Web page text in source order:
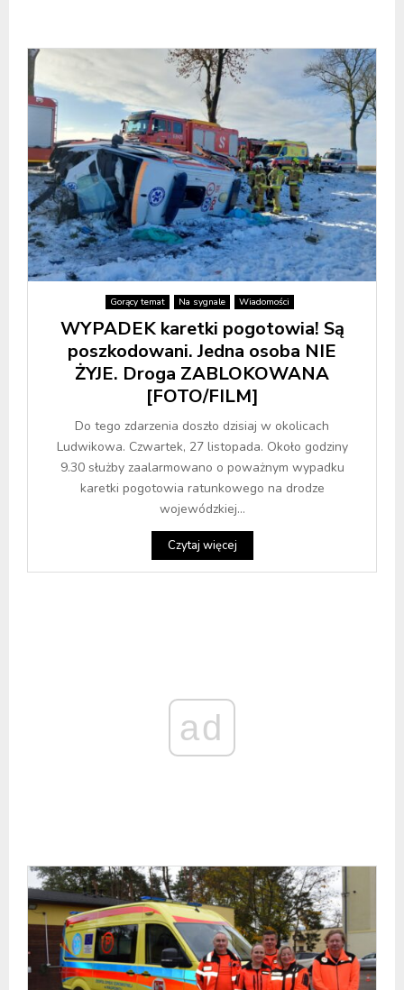
Gorący temat Na sygnale Wiadomości
WYPADEK karetki pogotowia! Są
poszkodowani. Jedna osoba NIE
ŻYJE. Droga ZABLOKOWANA
[FOTO/FILM]
Do tego zdarzenia doszło dzisiaj w okolicach
Ludwikowa. Czwartek, 27 listopada. Około godziny
9.30 służby zaalarmowano o poważnym wypadku
karetki pogotowia ratunkowego na drodze
wojewódzkiej...
Czytaj więcej
ad